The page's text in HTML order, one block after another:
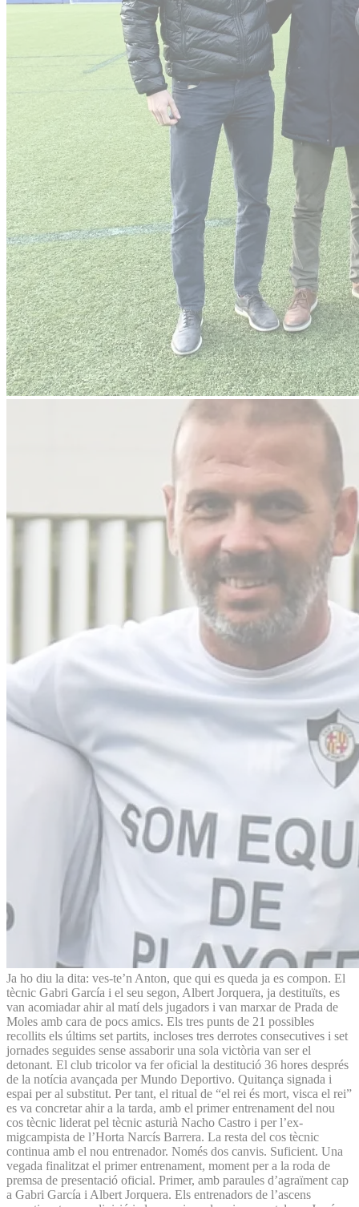
Ja ho diu la dita: ves-te’n Anton, que qui es queda ja es compon. El
tècnic Gabri García i el seu segon, Albert Jorquera, ja destituïts, es
van acomiadar ahir al matí dels jugadors i van marxar de Prada de
Moles amb cara de pocs amics. Els tres punts de 21 possibles
recollits els últims set partits, incloses tres derrotes consecutives i set
jornades seguides sense assaborir una sola victòria van ser el
detonant. El club tricolor va fer oficial la destitució 36 hores després
de la notícia avançada per Mundo Deportivo. Quitança signada i
espai per al substitut. Per tant, el ritual de “el rei és mort, visca el rei”
es va concretar ahir a la tarda, amb el primer entrenament del nou
cos tècnic liderat pel tècnic asturià Nacho Castro i per l’ex-
migcampista de l’Horta Narcís Barrera. La resta del cos tècnic
continua amb el nou entrenador. Només dos canvis. Suficient. Una
vegada finalitzat el primer entrenament, moment per a la roda de
premsa de presentació oficial. Primer, amb paraules d’agraïment cap
a Gabri García i Albert Jorquera. Els entrenadors de l’ascens